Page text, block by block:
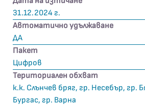
31.12.2024 г.
Автоматично удължаване
ДА
Пакет
Цифров
Териториален обхват
к.к. Слънчев бряг, гр. Несебър, гр.
Бургас, гр. Варна